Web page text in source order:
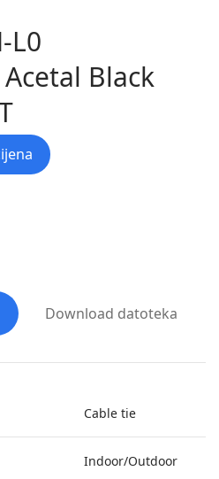
L0
Black
Download datoteka
Cable tie
Indoor/Outdoor